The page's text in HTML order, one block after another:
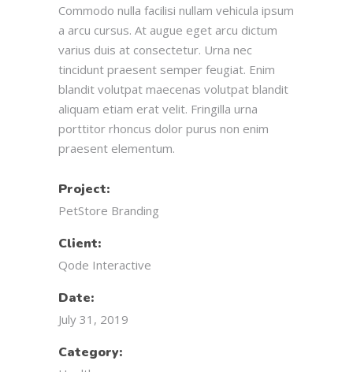
Commodo nulla facilisi nullam vehicula ipsum
a arcu cursus. At augue eget arcu dictum
varius duis at consectetur. Urna nec
tincidunt praesent semper feugiat. Enim
blandit volutpat maecenas volutpat blandit
aliquam etiam erat velit. Fringilla urna
porttitor rhoncus dolor purus non enim
praesent elementum.
Project:
PetStore Branding
Client:
Qode Interactive
Date:
July 31, 2019
Category: